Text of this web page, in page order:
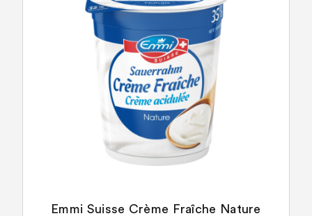
Emmi Suisse Crème Fraîche Nature